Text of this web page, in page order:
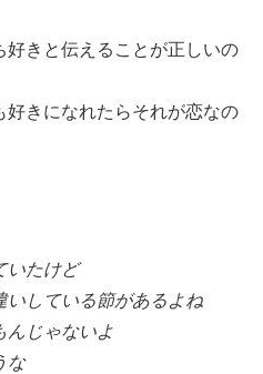
好きと伝えることが正しいの
きになれたらそれが恋なの
いたけど
いしている節があるよね
んじゃないよ
な